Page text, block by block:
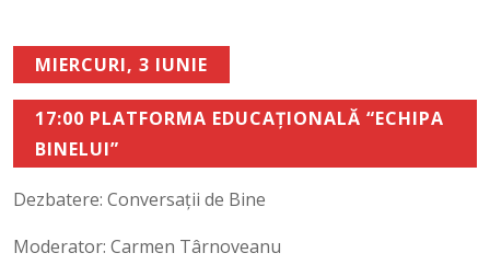
MIERCURI, 3 IUNIE
17:00 PLATFORMA EDUCAȚIONALĂ “ECHIPA
BINELUI”
Dezbatere: Conversații de Bine
Moderator: Carmen Târnoveanu